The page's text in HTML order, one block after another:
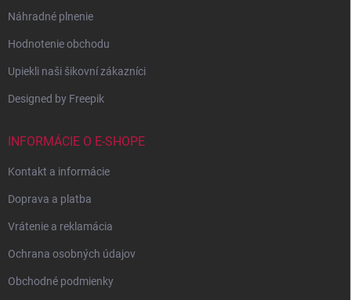
Náhradné plnenie
Hodnotenie obchodu
Upiekli naši šikovní zákazníci
Designed by Freepik
INFORMÁCIE O E-SHOPE
Kontakt a informácie
Doprava a platba
Vrátenie a reklamácia
Ochrana osobných údajov
Obchodné podmienky